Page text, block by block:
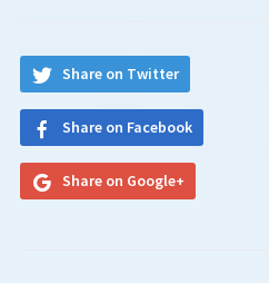
Share on Twitter
Share on Facebook
Share on Google+